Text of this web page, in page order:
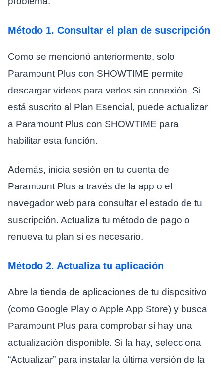
Método 1. Consultar el plan de suscripción
Como se mencionó anteriormente, solo
Paramount Plus con SHOWTIME permite
descargar videos para verlos sin conexión. Si
está suscrito al Plan Esencial, puede actualizar
a Paramount Plus con SHOWTIME para
habilitar esta función.
Además, inicia sesión en tu cuenta de
Paramount Plus a través de la app o el
navegador web para consultar el estado de tu
suscripción. Actualiza tu método de pago o
renueva tu plan si es necesario.
Método 2. Actualiza tu aplicación
Abre la tienda de aplicaciones de tu dispositivo
(como Google Play o Apple App Store) y busca
Paramount Plus para comprobar si hay una
actualización disponible. Si la hay, selecciona
“Actualizar” para instalar la última versión de la